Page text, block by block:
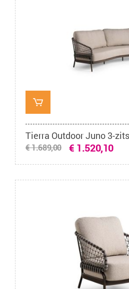
€ 1.520,10
€ 1.689,00